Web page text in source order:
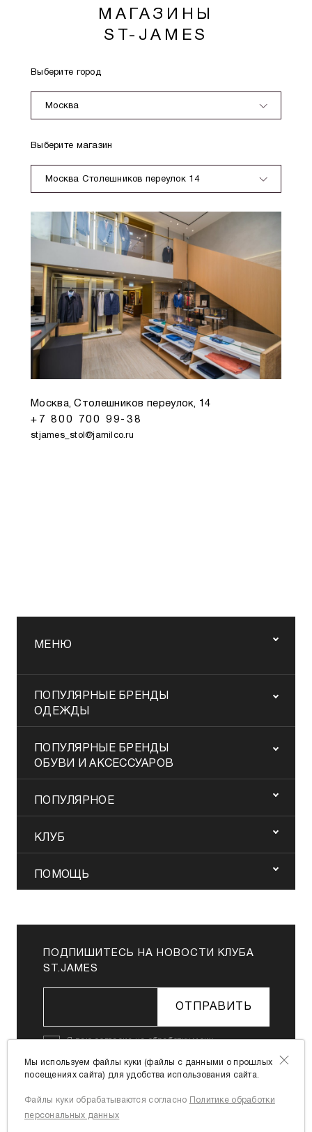
МАГАЗИНЫ
ST-JAMES
Выберите город
Москва
Выберите магазин
Москва Столешников переулок 14
Москва, Столешников переулок, 14
+7 800 700 99-38
stjames_stol@jamilco.ru
МЕНЮ
ПОПУЛЯРНЫЕ БРЕНДЫ
ОДЕЖДЫ
ПОПУЛЯРНЫЕ БРЕНДЫ
ОБУВИ И АКСЕССУАРОВ
ПОПУЛЯРНОЕ
КЛУБ
ПОМОЩЬ
ПОДПИШИТЕСЬ НА НОВОСТИ КЛУБА
ST.JAMES
ОТПРАВИТЬ
Я даюсогласие на обработку моих
Политикой в отношении обработки
Я согласен с
Мы используем файлы куки (файлы с данными о прошлых
посещениях сайта) для удобства использования сайта.
Файлы куки обрабатываются согласно
Политике обработки
персональных данных